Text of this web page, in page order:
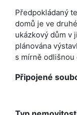
Předpokládaný
domů je ve
ukázkový dům v
plánována
s mírně odlišnou
Připojené